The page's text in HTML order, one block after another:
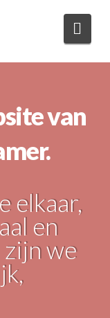
van
elkaar,
en
we